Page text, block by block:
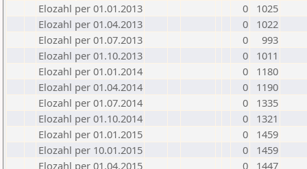
Elozahl per 01.01.2013
0
1025
Elozahl per 01.04.2013
0
1022
Elozahl per 01.07.2013
0
993
Elozahl per 01.10.2013
0
1011
Elozahl per 01.01.2014
0
1180
Elozahl per 01.04.2014
0
1190
Elozahl per 01.07.2014
0
1335
Elozahl per 01.10.2014
0
1321
Elozahl per 01.01.2015
0
1459
Elozahl per 10.01.2015
0
1459
Elozahl per 01.04.2015
0 1447